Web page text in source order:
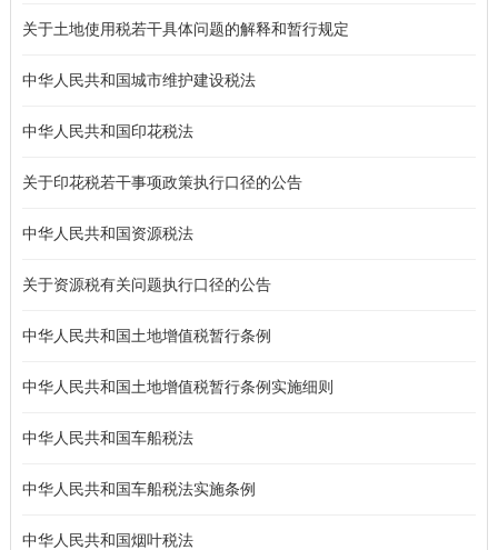
关于土地使用税若干具体问题的解释和暂行规定
中华人民共和国城市维护建设税法
中华人民共和国印花税法
关于印花税若干事项政策执行口径的公告
中华人民共和国资源税法
关于资源税有关问题执行口径的公告
中华人民共和国土地增值税暂行条例
中华人民共和国土地增值税暂行条例实施细则
中华人民共和国车船税法
中华人民共和国车船税法实施条例
中华人民共和国烟叶税法